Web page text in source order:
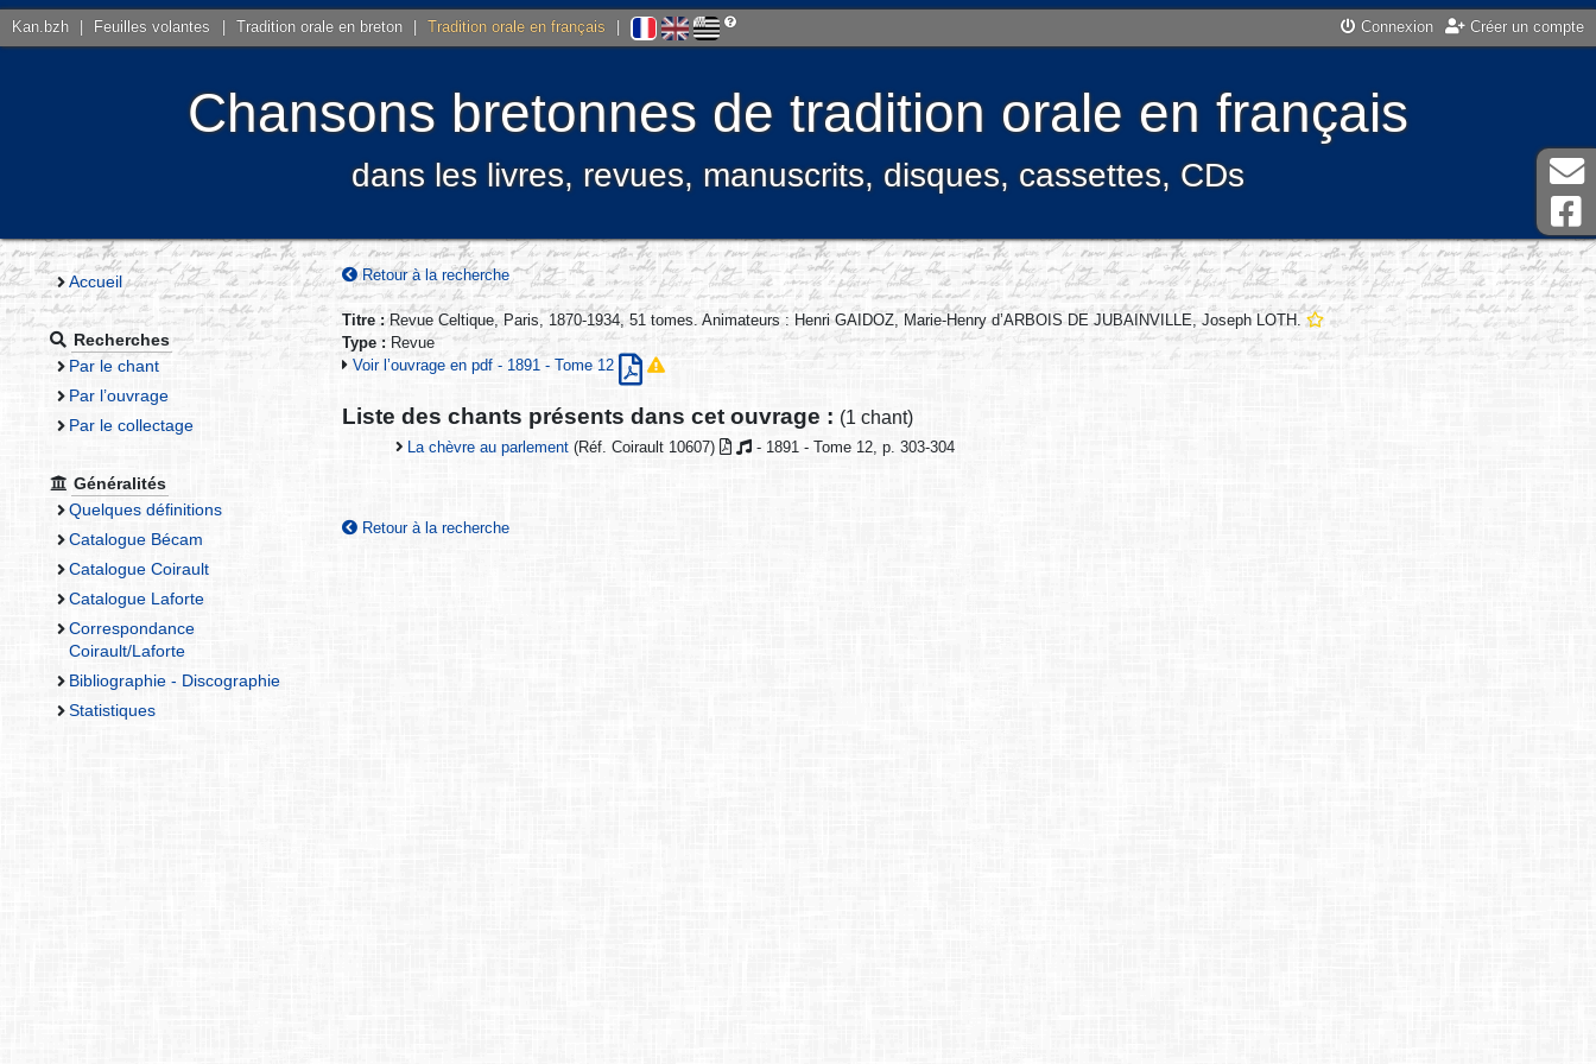
Kan.bzh Feuilles volantes Tradition orale en breton Tradition orale en français Connexion Créer un compte
Chansons bretonnes de tradition orale en français
dans les livres, revues, manuscrits, disques, cassettes, CDs
Accueil
Recherches
Par le chant
Par l’ouvrage
Par le collectage
Généralités
Quelques définitions
Catalogue Bécam
Catalogue Coirault
Catalogue Laforte
Correspondance
Coirault/Laforte
Bibliographie - Discographie
Statistiques
Retour à la recherche
Titre :Revue Celtique, Paris, 1870-1934, 51 tomes. Animateurs : Henri GAIDOZ, Marie-Henry d’ARBOIS DE JUBAINVILLE, Joseph LOTH.
Type : Revue
Voir l’ouvrage en pdf - 1891 - Tome 12
Liste des chants présents dans cet ouvrage : (1 chant)
La chèvre au parlement (Réf. Coirault 10607) - 1891 - Tome 12, p. 303-304
Retour à la recherche